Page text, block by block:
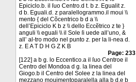
Epiciclo.b. il ſuo Centro.d t. b z. Egualit z.
d b. Eguali.d. z paralellogrammo.il moui \\
mento { del Cõcentrico b d a \\
dell’Epiciclo K b z \\ dello Eccẽtrico z te }
anguli \\ eguali \\ il Sole ſi uede all’uno, &
all’ al-tro modo nel punto z. per la li-nea d.
z. E A T D H G Z K B
Page: 233
[122] a b g. lo Eccentico.a il ſuo Centroe il
Centro del Mondoa d g. la linea del
Giogo.b il Centro del Solee z la linea del
mezzano mouimentoparalella alla b d.e b